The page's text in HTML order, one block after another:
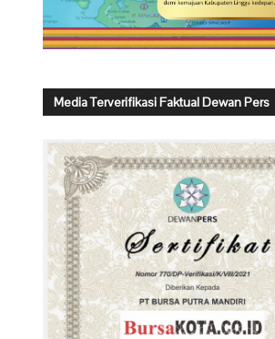
Media Terverifikasi Faktual Dewan Pers